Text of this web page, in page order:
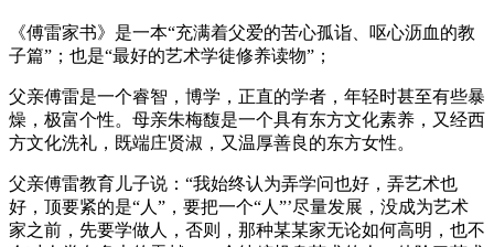
《傅雷家书》是一本“充满着父爱的苦心孤诣、呕心沥血的教
子篇”；也是“最好的艺术学徒修养读物”；
父亲傅雷是一个睿智，博学，正直的学者，年轻时甚至有些暴
燥，极富个性。母亲朱梅馥是一个具有东方文化素养，又经西
方文化洗礼，既端庄贤淑，又温厚善良的东方女性。
父亲傅雷教育儿子说：“我始终认为弄学问也好，弄艺术也
好，顶要紧的是“人”，要把一个“人”’尽量发展，没成为艺术
家之前，先要学做人，否则，那种某某家无论如何高明，也不